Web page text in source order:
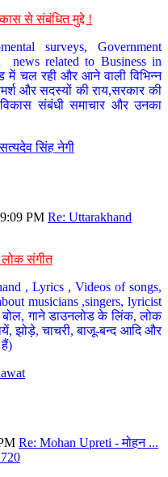
से संबंधित मुद्दे !
surveys, Government
news related to Business in
में चल रही और आने वाली विभिन्न
और सदस्यों की राय,सरकार की
संबंधी समाचार और उनका
सत्यदेव सिंह नेगी
PM Re: Uttarakhand
लोक संगीत
, Lyrics , Videos of songs,
musicians ,singers, lyricist
गाने डाउनलोड के लिंक, लोक
झोड़े, चाचरी, बाजू-बन्द आदि और
Re: Mohan Upreti - मोहन ...